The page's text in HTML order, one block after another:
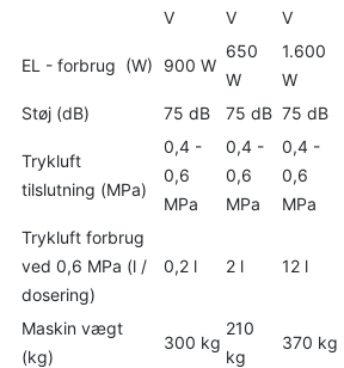
V
V
V
EL - forbrug (W) 900 W
650
W
1.600
W
Støj (dB)
75 dB 75 dB 75 dB
Trykluft
tilslutning (MPa)
0,4 -
0,6
MPa
0,4 -
0,6
MPa
0,4 -
0,6
MPa
Trykluft forbrug
ved 0,6 MPa (l /
dosering)
0,2 l 2 l 12 l
Maskin vægt
(kg)
300 kg
210
kg
370 kg